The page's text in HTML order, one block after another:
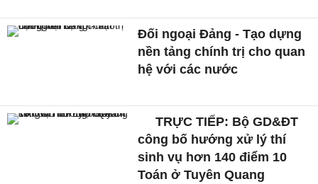
Đối ngoại Đảng - Tạo dựng
nền tảng chính trị cho quan
hệ với các nước
TRỰC TIẾP: Bộ GD&ĐT
công bố hướng xử lý thí
sinh vụ hơn 140 điểm 10
Toán ở Tuyên Quang